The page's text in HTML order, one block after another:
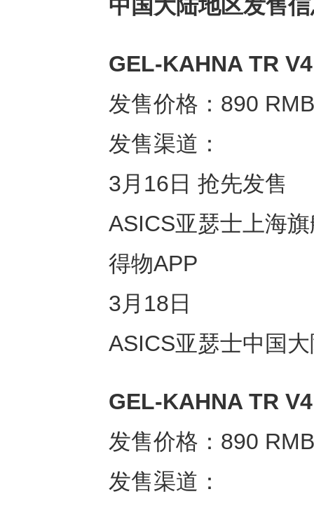
中国大陆地区发售
GEL-KAHNA TR
发售价格：890 RMB
发售渠道：
3月16日 抢先发售
ASICS亚瑟士上海
得物APP
3月18日
ASICS亚瑟士中国
GEL-KAHNA TR
发售价格：890 RMB
发售渠道：